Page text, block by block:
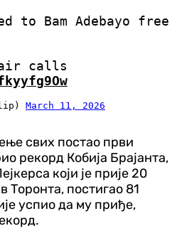
to Bam Adebayo free
calls
March 11, 2026
свих постао први
рекорд Кобија Брајанта,
који је прије 20
Торонта, постигао 81
успио да му приђе,